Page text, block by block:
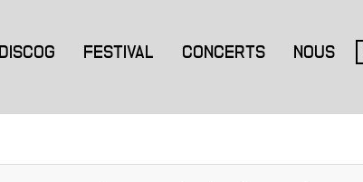
DISCOG FESTIVAL CONCERTS NOUS